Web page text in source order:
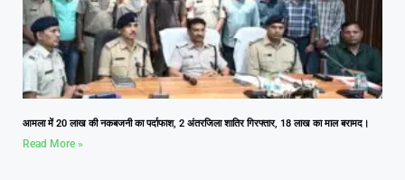
आमला में 20 लाख की नकबजनी का पर्दाफाश, 2 अंतरजिला शातिर गिरफ्तार, 18 लाख का माल बरामद।
Read More »